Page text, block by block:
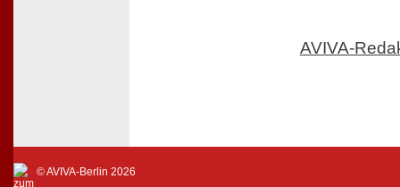
AVIVA-
© AVIVA-Berlin 2026